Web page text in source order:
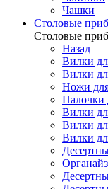
Чашки
Cтоловые
Cтоловые
Назад
Вилки
Вилки
Ножи
Палочки
Вилки
Вилки
Вилки